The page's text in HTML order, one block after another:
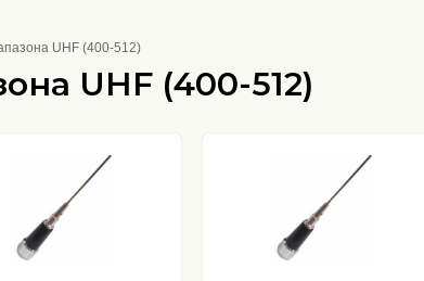
UHF (400-512)
UHF (400-512)